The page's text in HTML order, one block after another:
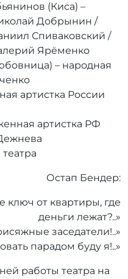
(Киса) –
Добрынин /
Спиваковский /
Ярёменко
– народная
артистка России
артистка РФ
Остап Бендер:
ключ от квартиры, где
деньги лежат?..»
заседатели!..»
парадом буду я!..»
работы театра на